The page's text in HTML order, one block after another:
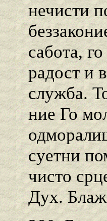
нечисти
сабота,
радост и
служба.
ние Го
суетни
чисто
Дух.